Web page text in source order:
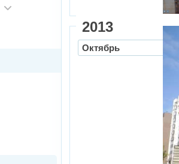
2013
Октябрь